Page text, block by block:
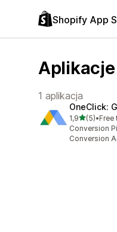
Shopify App
1 aplikacja
OneClick:
1,9na 5
(5)
Łączna•Free
Conversion
Conversion